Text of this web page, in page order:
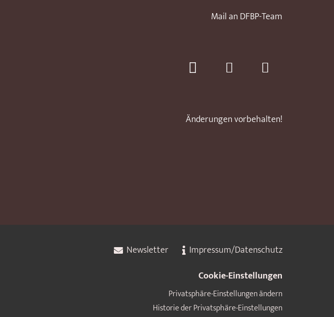
Mail an DFBP-Team
Änderungen vorbehalten!
Newsletter
Impressum/Datenschutz
Cookie-Einstellungen
Privatsphäre-Einstellungen ändern
Historie der Privatsphäre-Einstellungen